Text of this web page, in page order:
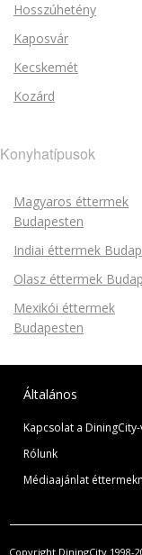
Hosszúhetény
Kaposvár
Kecskemét
Kozárd
Konyhatípusok
Magyaros éttermek
Budapesten
Indiai éttermek
Olasz éttermek
Mexikói éttermek
Budapesten
Általános
Kapcsolat a DiningCity-
Rólunk
Médiaajánlat
Copyright DiningCity 1998-